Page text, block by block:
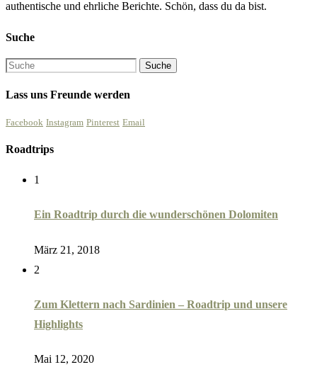
authentische und ehrliche Berichte. Schön, dass du da bist.
Suche
Lass uns Freunde werden
Facebook Instagram Pinterest Email
Roadtrips
1
Ein Roadtrip durch die wunderschönen Dolomiten
März 21, 2018
2
Zum Klettern nach Sardinien – Roadtrip und unsere
Highlights
Mai 12, 2020